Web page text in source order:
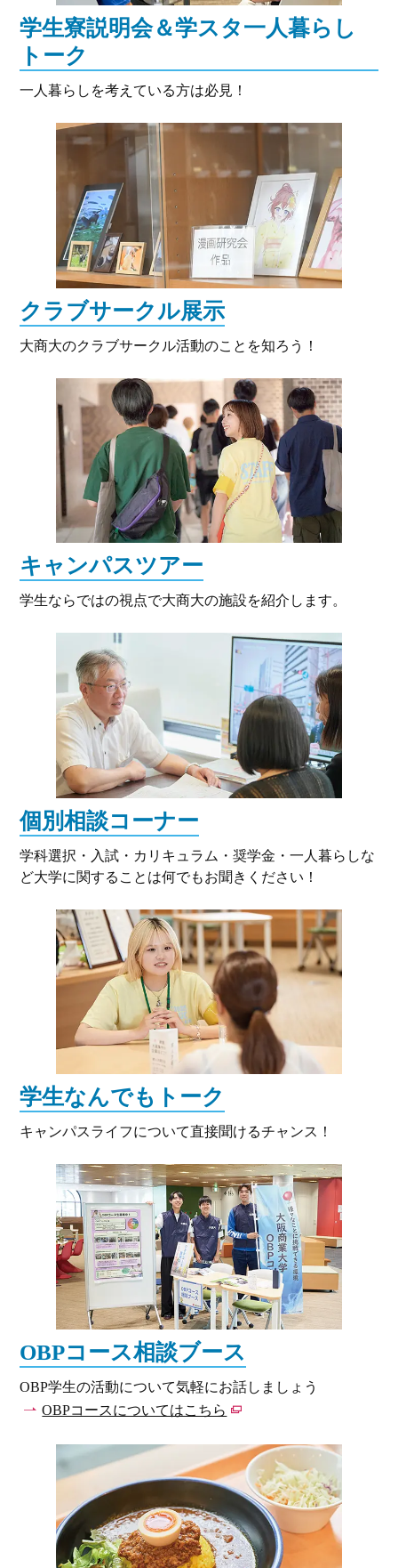
学生寮説明会＆学スタ一人暮らし
トーク
一人暮らしを考えている方は必見！
クラブサークル展示
大商大のクラブサークル活動のことを知ろう！
キャンパスツアー
学生ならではの視点で大商大の施設を紹介します。
個別相談コーナー
学科選択・入試・カリキュラム・奨学金・一人暮らしな
ど大学に関することは何でもお聞きください！
学生なんでもトーク
キャンパスライフについて直接聞けるチャンス！
OBPコース相談ブース
OBP学生の活動について気軽にお話しましょう
OBPコースについてはこちら